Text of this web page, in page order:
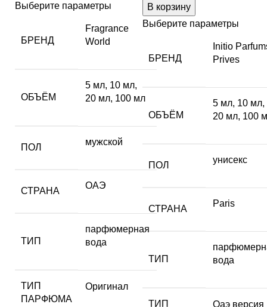
Выберите параметры
БРЕНД
Fragrance
World
ОБЪЁМ
5 мл, 10 мл,
20 мл, 100 мл
ПОЛ
мужской
СТРАНА
ОАЭ
ТИП
парфюмерная
вода
ТИП
ПАРФЮМА
Оригинал
В корзину
Выберите параметры
БРЕНД
Initio
Prives
ОБЪЁМ
5 мл, 10 мл,
20 мл, 100
ПОЛ
унисекс
СТРАНА
Paris
ТИП
вода
ТИП
Оаэ версия